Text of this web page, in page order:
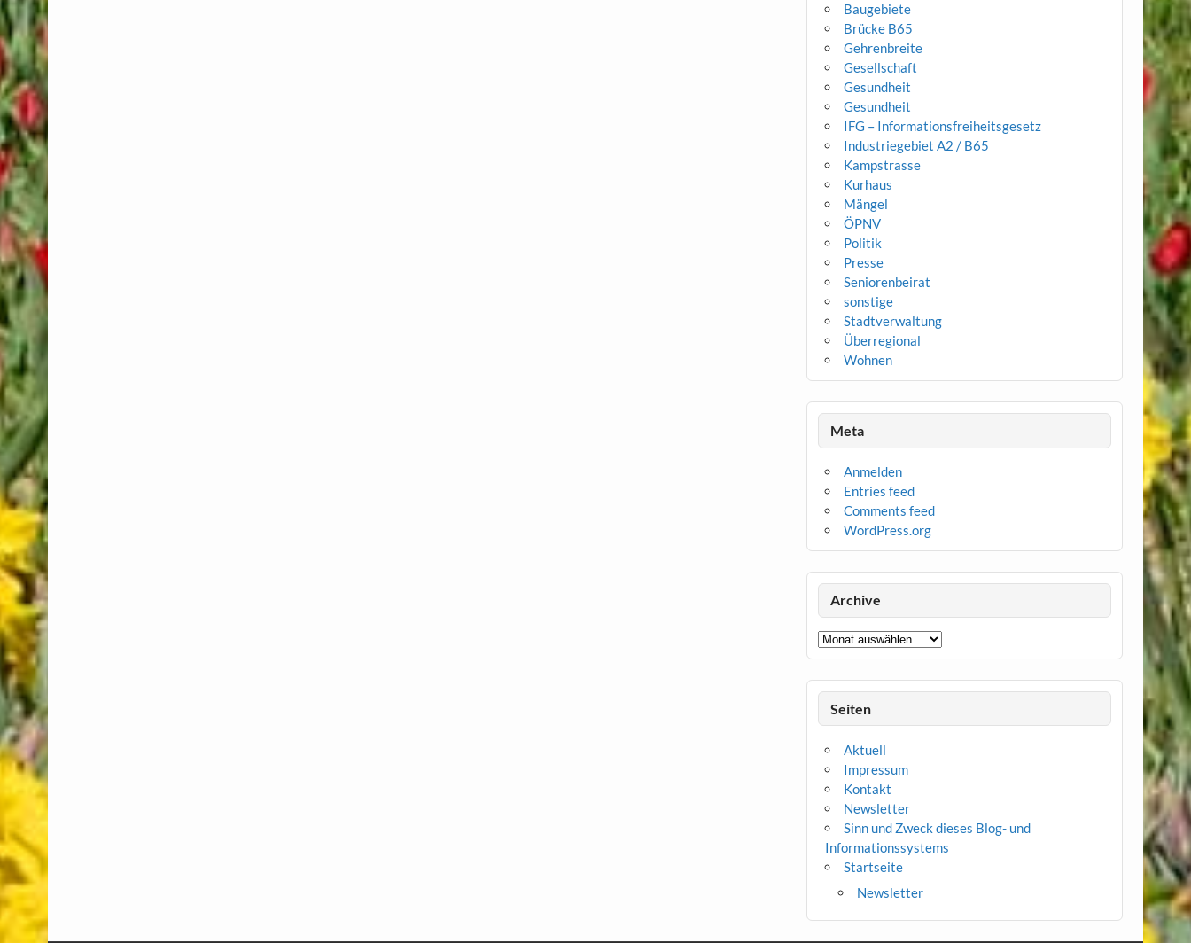
Baugebiete
Brücke B65
Gehrenbreite
Gesellschaft
Gesundheit
Gesundheit
IFG – Informationsfreiheitsgesetz
Industriegebiet A2 / B65
Kampstrasse
Kurhaus
Mängel
ÖPNV
Politik
Presse
Seniorenbeirat
sonstige
Stadtverwaltung
Überregional
Wohnen
Meta
Anmelden
Entries feed
Comments feed
WordPress.org
Archive
Archive
Seiten
Aktuell
Impressum
Kontakt
Newsletter
Sinn und Zweck dieses Blog- und
Informationssystems
Startseite
Newsletter